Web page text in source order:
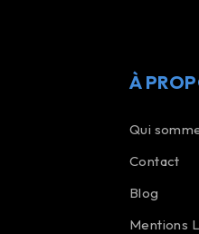
À
Qui
Contact
Blog
Mentions